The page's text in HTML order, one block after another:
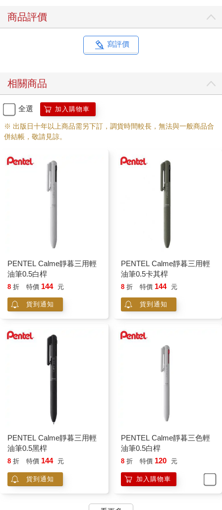
商品評價
寫評價
相關商品
全選 加入購物車
※ 出版日十年以上商品需另下訂，調貨時間較長，無法與一般商品合
併結帳，敬請見諒。
PENTEL Calme靜暮三用輕
油筆0.5白桿
8 折 特價 144 元
貨到通知
PENTEL Calme靜暮三用輕
油筆0.5卡其桿
8 折 特價 144 元
貨到通知
PENTEL Calme靜暮三用輕
油筆0.5黑桿
8 折 特價 144 元
貨到通知
PENTEL Calme靜暮三色輕
油筆0.5白桿
8 折 特價 120 元
加入購物車